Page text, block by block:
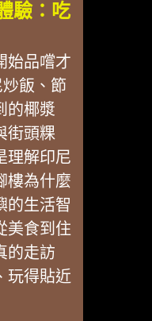
驗：吃
始品嚐才
飯、節
的椰漿
街頭粿
理解印尼
樓為什麼
的生活智
美食到住
的走訪
玩得貼近